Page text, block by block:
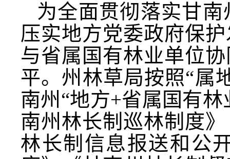
为全面贯彻落实甘
压实地方党委政府保
与省属国有林业单位
平。州林草局按照“属
南州“地方+省属国有
南州林长制巡林制度
林长制信息报送和公